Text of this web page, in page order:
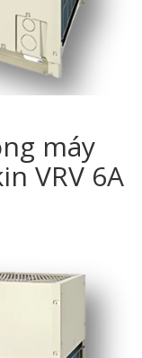
máy
VRV 6A